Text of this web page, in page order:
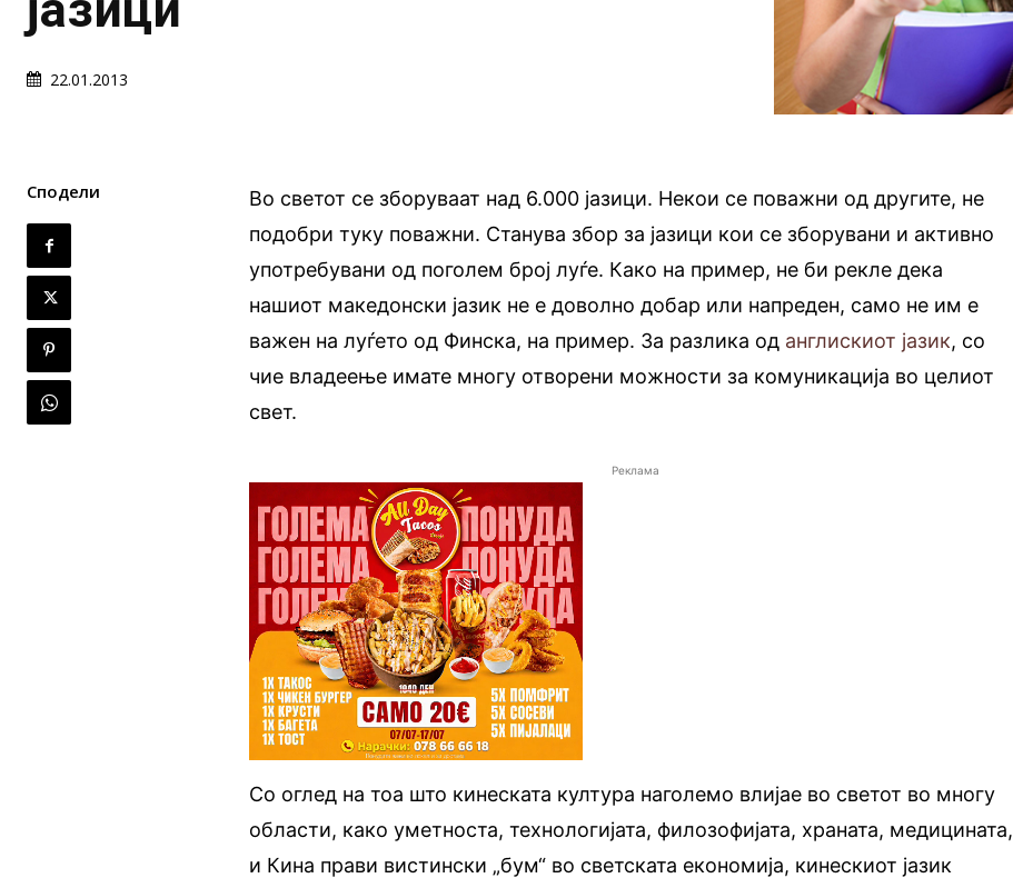
22.01.2013
Сподели
Во светот се зборуваат над 6.000 јазици. Некои се поважни од другите, не
подобри туку поважни. Станува збор за јазици кои се зборувани и активно
употребувани од поголем број луѓе. Како на пример, не би рекле дека
нашиот македонски јазик не е доволно добар или напреден, само не им е
важен на луѓето од Финска, на пример. За разлика од англискиот јазик, со
чие владеење имате многу отворени можности за комуникација во целиот
свет.
Реклама
Со оглед на тоа што кинеската култура наголемо влијае во светот во многу
области, како уметноста, технологијата, филозофијата, храната, медицината,
и Кина прави вистински „бум“ во светската економија, кинескиот јазик